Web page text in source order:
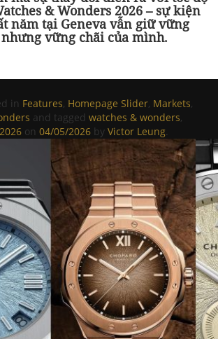
& Wonders 2026 – sự kiện
năm tại Geneva vẫn giữ vững
vững chãi của mình.
in Features, Homepage Slider, Markets,
and tagged watches & wonders,
on 04/05/2026 by Victor Leung.